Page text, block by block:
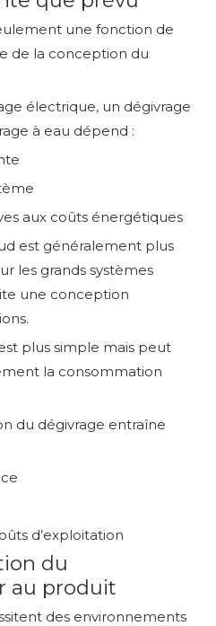
une fonction de
de la conception du
électrique, un dégivrage
à eau dépend :
aux coûts énergétiques
est généralement plus
les grands systèmes
une conception
plus simple mais peut
la consommation
du dégivrage entraîne
d’exploitation
du
au produit
des environnements